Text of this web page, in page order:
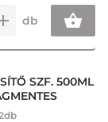
db
SZF. 500ML